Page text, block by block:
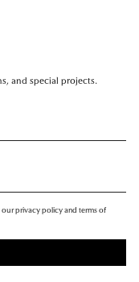
and special projects.
our privacy policy and terms of